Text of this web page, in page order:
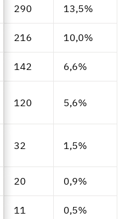
290 13,5%
216 10,0%
142 6,6%
120 5,6%
32 1,5%
20 0,9%
11 0,5%